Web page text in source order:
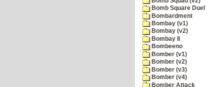
Bomb Square Duel
Bombardment
Bombay (v1)
Bombay (v2)
Bombay II
Bombeeno
Bomber (v1)
Bomber (v2)
Bomber (v3)
Bomber (v4)
Bomber Attack